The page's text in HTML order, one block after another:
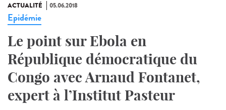
ACTUALITÉ 05.06.2018
Epidémie
Le point sur Ebola en
République démocratique du
Congo avec Arnaud Fontanet,
expert à l’Institut Pasteur